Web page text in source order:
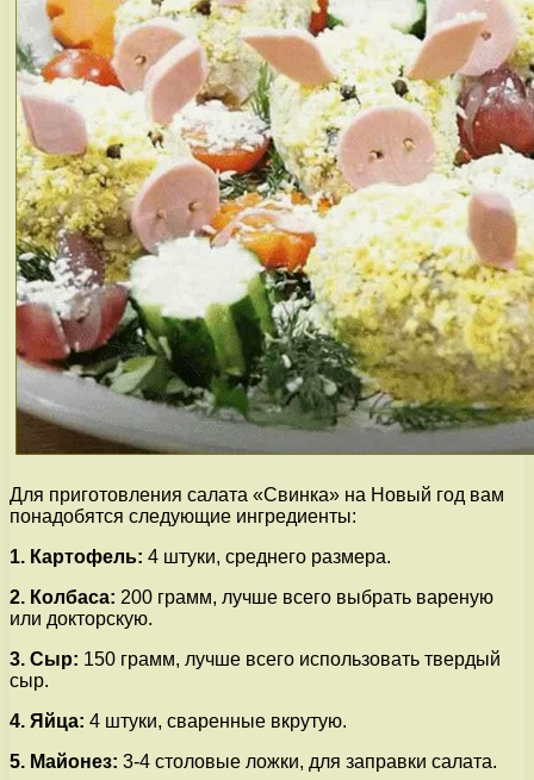
Для приготовления салата «Свинка» на Новый год вам
понадобятся следующие ингредиенты:
1. Картофель: 4 штуки, среднего размера.
2. Колбаса: 200 грамм, лучше всего выбрать вареную
или докторскую.
3. Сыр: 150 грамм, лучше всего использовать твердый
сыр.
4. Яйца: 4 штуки, сваренные вкрутую.
5. Майонез: 3-4 столовые ложки, для заправки салата.